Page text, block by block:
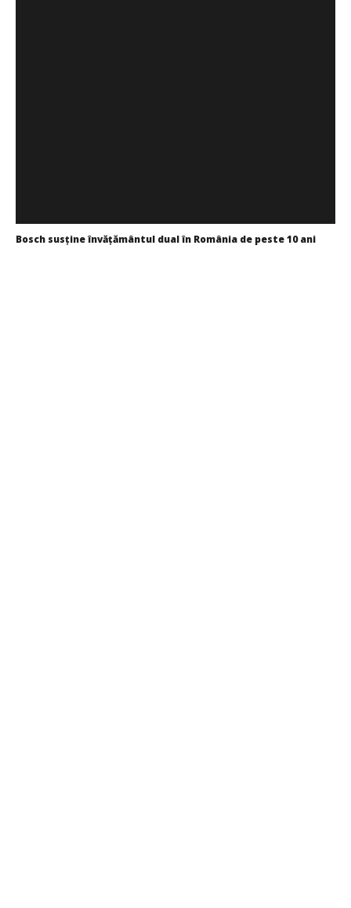
Bosch susține învățământul dual în România de peste 10 ani